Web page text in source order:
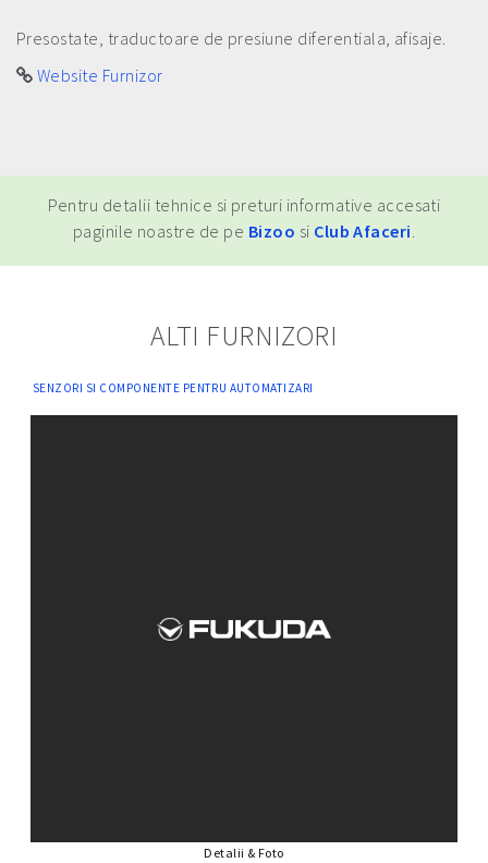
Presostate, traductoare de presiune diferentiala, afisaje.
Website Furnizor
Pentru detalii tehnice si preturi informative accesati
paginile noastre de pe Bizoo si Club Afaceri
ALTI FURNIZORI
SENZORI SI COMPONENTE PENTRU AUTOMATIZARI
Detalii & Foto